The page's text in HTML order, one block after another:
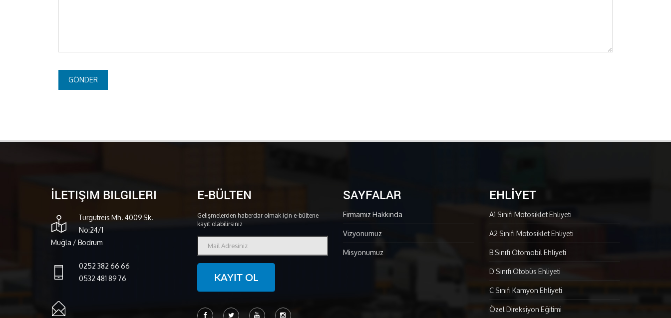
İLETIŞIM BILGILERI
Turgutreis Mh. 4009 Sk.
No:24/1
Muğla / Bodrum
0252 382 66 66
0532 481 89 76
E-BÜLTEN
Gelişmelerden haberdar olmak için e-bültene
kayıt olabilirsiniz
KAYIT OL
SAYFALAR
Firmamız Hakkında
Vizyonumuz
Misyonumuz
EHLİYET
A1 Sınıfı Motosiklet Ehliyeti
A2 Sınıfı Motosiklet Ehliyeti
B Sınıfı Otomobil Ehliyeti
D Sınıfı Otobüs Ehliyeti
C Sınıfı Kamyon Ehliyeti
Özel Direksiyon Eğitimi